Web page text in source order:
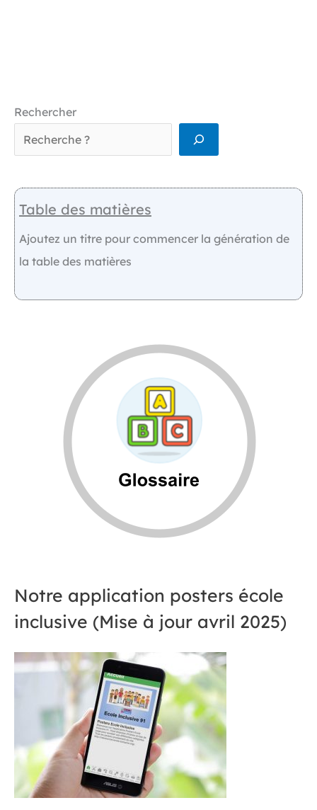
Rechercher
Table des matières
Ajoutez un titre pour commencer la génération de
la table des matières
Notre application posters école
inclusive (Mise à jour avril 2025)